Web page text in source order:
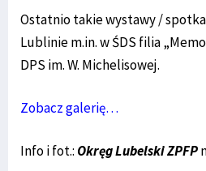
Ostatnio takie wystawy /
Lublinie m.in. w ŚDS filia
DPS im. W. Michelisowej.
Zobacz galerię…
Info i fot.: Okręg Lubelski ZPFP